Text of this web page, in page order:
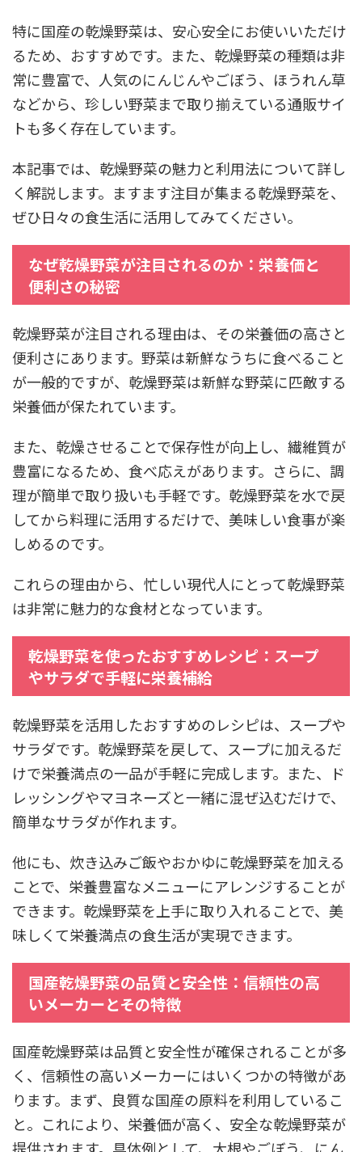
特に国産の乾燥野菜は、安心安全にお使いいただけ
るため、おすすめです。また、乾燥野菜の種類は非
常に豊富で、人気のにんじんやごぼう、ほうれん草
などから、珍しい野菜まで取り揃えている通販サイ
トも多く存在しています。
本記事では、乾燥野菜の魅力と利用法について詳し
く解説します。ますます注目が集まる乾燥野菜を、
ぜひ日々の食生活に活用してみてください。
なぜ乾燥野菜が注目されるのか：栄養価と
便利さの秘密
乾燥野菜が注目される理由は、その栄養価の高さと
便利さにあります。野菜は新鮮なうちに食べること
が一般的ですが、乾燥野菜は新鮮な野菜に匹敵する
栄養価が保たれています。
また、乾燥させることで保存性が向上し、繊維質が
豊富になるため、食べ応えがあります。さらに、調
理が簡単で取り扱いも手軽です。乾燥野菜を水で戻
してから料理に活用するだけで、美味しい食事が楽
しめるのです。
これらの理由から、忙しい現代人にとって乾燥野菜
は非常に魅力的な食材となっています。
乾燥野菜を使ったおすすめレシピ：スープ
やサラダで手軽に栄養補給
乾燥野菜を活用したおすすめのレシピは、スープや
サラダです。乾燥野菜を戻して、スープに加えるだ
けで栄養満点の一品が手軽に完成します。また、ド
レッシングやマヨネーズと一緒に混ぜ込むだけで、
簡単なサラダが作れます。
他にも、炊き込みご飯やおかゆに乾燥野菜を加える
ことで、栄養豊富なメニューにアレンジすることが
できます。乾燥野菜を上手に取り入れることで、美
味しくて栄養満点の食生活が実現できます。
国産乾燥野菜の品質と安全性：信頼性の高
いメーカーとその特徴
国産乾燥野菜は品質と安全性が確保されることが多
く、信頼性の高いメーカーにはいくつかの特徴があ
ります。まず、良質な国産の原料を利用しているこ
と。これにより、栄養価が高く、安全な乾燥野菜が